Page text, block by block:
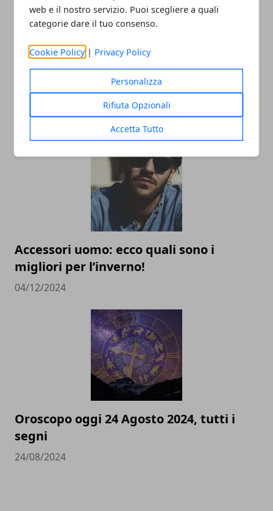
web e il nostro servizio. Puoi scegliere a quali
categorie dare il tuo consenso.
Cookie Policy | Privacy Policy
Personalizza
Rifiuta Opzionali
Accetta Tutto
L’universo Harry Potter: libri, film,
mostre e serie TV, tutte le versioni del
mondo fantasy più noto al mondo
02/09/2025
Accessori uomo: ecco quali sono i
migliori per l’inverno!
04/12/2024
Oroscopo oggi 24 Agosto 2024, tutti i
segni
24/08/2024